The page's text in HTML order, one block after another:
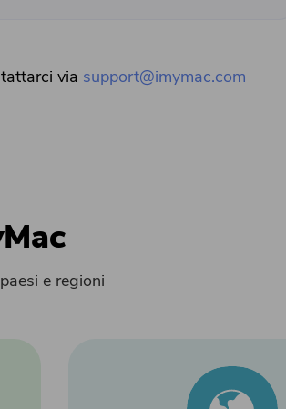
via support@imymac.com
e regioni